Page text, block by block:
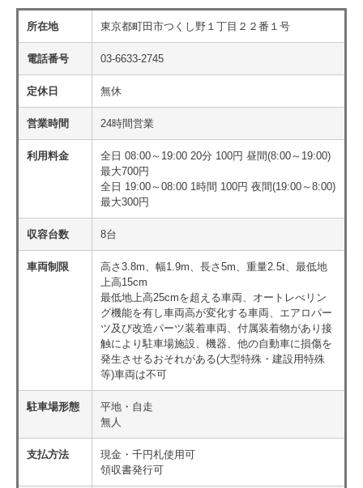
所在地 東京都町田市つくし野１丁目２２番１号
電話番号 03-6633-2745
定休日 無休
営業時間 24時間営業
利用料金
全日 08:00～19:00 20分 100円 昼間(8:00～19:00)
最大700円
全日 19:00～08:00 1時間 100円 夜間(19:00～8:00)
最大300円
収容台数 8台
車両制限
高さ3.8m、幅1.9m、長さ5m、重量2.5t、最低地
上高15cm
最低地上高25cmを超える車両、オートレべリン
グ機能を有し車両高が変化する車両、エアロパー
ツ及び改造パーツ装着車両、付属装着物があり接
触により駐車場施設、機器、他の自動車に損傷を
発生させるおそれがある(大型特殊・建設用特殊
等)車両は不可
駐車場形態
平地・自走
無人
支払方法
現金・千円札使用可
領収書発行可